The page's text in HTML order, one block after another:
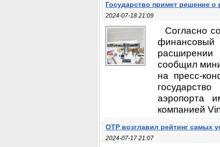
Государство примет решение
2024-07-18 21:09
Согласно
сообщил
на пресс-
аэропорта
компанией
OTP возглавил рейтинг самых
2024-07-17 21:07